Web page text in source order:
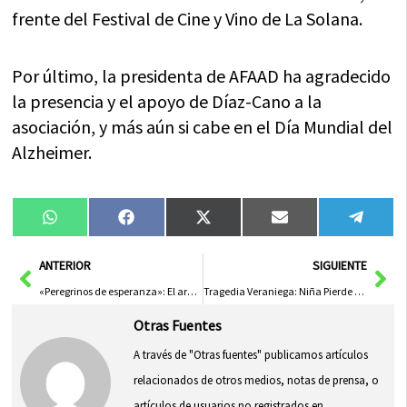
frente del Festival de Cine y Vino de La Solana.
Por último, la presidenta de AFAAD ha agradecido
la presencia y el apoyo de Díaz-Cano a la
asociación, y más aún si cabe en el Día Mundial del
Alzheimer.
Compartir
en
WhatsAppCompartir
en
FacebookCompartir
en
X
(Twitter)
Compartir
en
Email
en
AntANTERIOR
«Peregrinos de esperanza»: El arzobispo de Toledo en la Jornada de Inicio del Curso Pastoral 2023
SIGUIENTE
Tragedia Veraniega: Niña Pierde la Vida Ahogada en Piscina
Otras Fuentes
A través de "Otras fuentes" publicamos artículos
relacionados de otros medios, notas de prensa, o